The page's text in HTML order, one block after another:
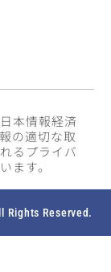
本情報経済
の適切な取
るプライバ
ます。
Reserved.